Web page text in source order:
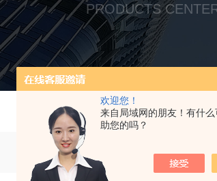
欢迎您！
来自局域网的朋友！有什
助您的吗？
PRODUCTS
当前位置： 首页 产品中心 痕